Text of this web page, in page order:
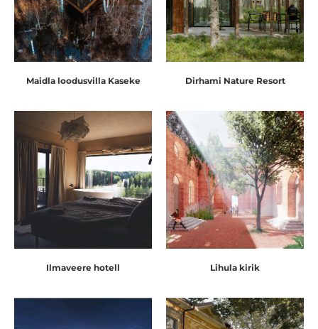
Maidla loodusvilla Kaseke Dirhami Nature Resort
Ilmaveere hotell Lihula kirik